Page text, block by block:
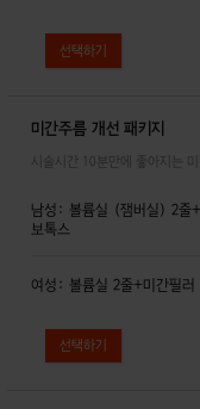
미간주름 개선 패키지
시술시간 10분만에 좋아지는
남성: 볼륨실 (잼버실) 2줄
보톡스
여성: 볼륨실 2줄+미간필러